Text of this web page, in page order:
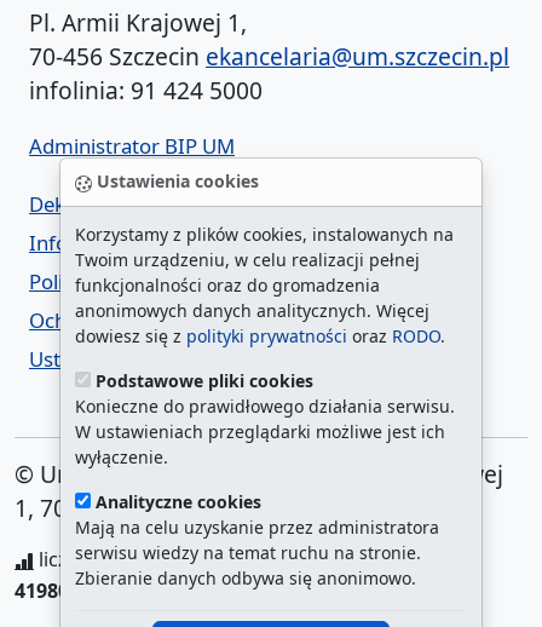
Ustawienia cookies
Korzystamy z plików cookies, instalowanych na
Twoim urządzeniu, w celu realizacji pełnej
funkcjonalności oraz do gromadzenia
anonimowych danych analitycznych. Więcej
dowiesz się z polityki prywatności oraz RODO.
Podstawowe pliki cookies
Konieczne do prawidłowego działania serwisu.
W ustawieniach przeglądarki możliwe jest ich
wyłączenie.
Analityczne cookies
Mają na celu uzyskanie przez administratora
serwisu wiedzy na temat ruchu na stronie.
Zbieranie danych odbywa się anonimowo.
Pl. Armii Krajowej 1,
70-456 Szczecin ekancelaria@um.szczecin.pl
infolinia: 91 424 5000
Administrator BIP UM
Deklaracja dostępności
Informacja o urzędzie w ETR
Polityka prywatności
Ochrona danych osobowych
Ustawienia cookies
© Urząd Miasta Szczecin. Plac Armii Krajowej
1, 70-456 Szczecin
liczba wyświetleń:208262208/ aktualna strona:
419800/najczęściej odwiedzane strony